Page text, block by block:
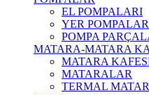
EL POMPALARI
YER
POMPA
MATARA-MATARA
MATARA
MATARALAR
TERMAL